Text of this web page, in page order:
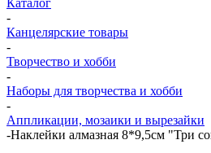
Каталог
-
Канцелярские товары
-
Творчество и хобби
-
Наборы для творчества и хобби
-
Аппликации, мозаики и вырезайки
-Наклейки алмазная 8*9,5см "Три